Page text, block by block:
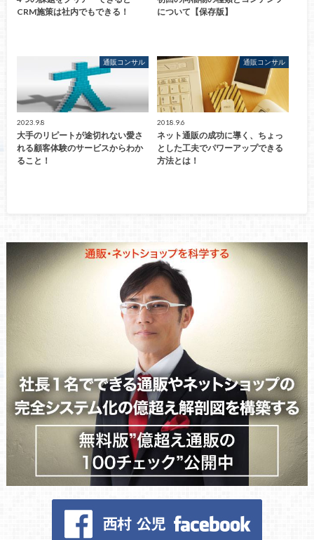
CRM施策は社内でもできる！
について【保存版】
通販コンサル
2023.9.8
大手のリピートが途切れない愛さ
れる顧客体験のサービスからわか
ること！
通販コンサル
2018.9.6
ネット通販の成功に導く、ちょっ
とした工夫でパワーアップできる
方法とは！